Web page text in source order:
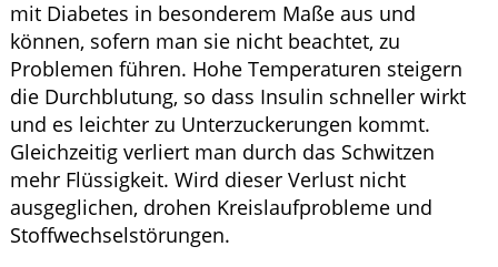
mit Diabetes in besonderem Maße aus und
können, sofern man sie nicht beachtet, zu
Problemen führen. Hohe Temperaturen steigern
die Durchblutung, so dass Insulin schneller wirkt
und es leichter zu Unterzuckerungen kommt.
Gleichzeitig verliert man durch das Schwitzen
mehr Flüssigkeit. Wird dieser Verlust nicht
ausgeglichen, drohen Kreislaufprobleme und
Stoffwechselstörungen.